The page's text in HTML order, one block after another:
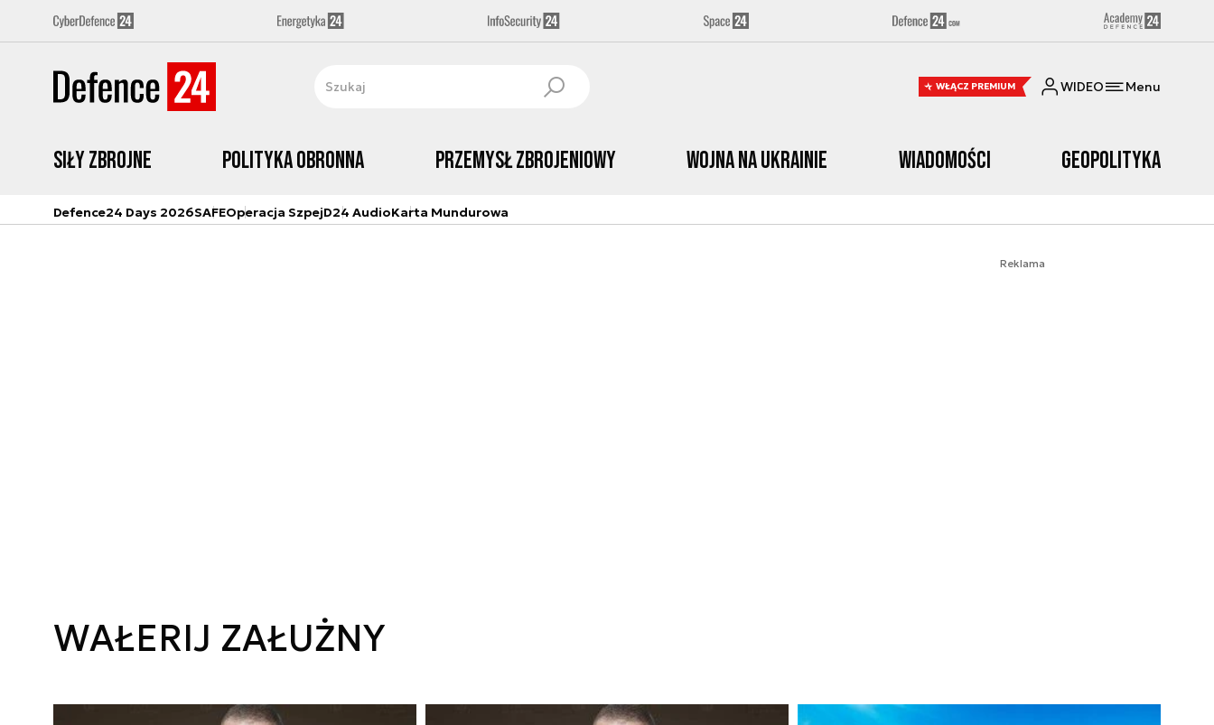
WŁĄCZ PREMIUM WIDEO Menu
Siły zbrojne Polityka obronna Przemysł Zbrojeniowy Wojna na Ukrainie Wiadomości Geopolityka
Defence24 Days 2026SAFEOperacja SzpejD24 AudioKarta Mundurowa
Reklama
WAŁERIJ ZAŁUŻNY